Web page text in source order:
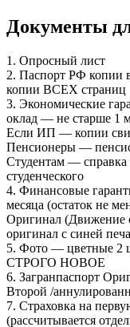
Документы
1. Опросный лист
2. Паспорт РФ копии
копии ВСЕХ страниц
3. Экономические
оклад — не старше 1
Если ИП — копии
Пенсионеры —
Студентам — справка
студенческого
4. Финансовые
месяца (остаток не
Оригинал (Движение
оригинал с синей
5. Фото — цветные 2
СТРОГО НОВОЕ
6. Загранпаспорт
Второй /
7. Страховка на
(рассчитывается